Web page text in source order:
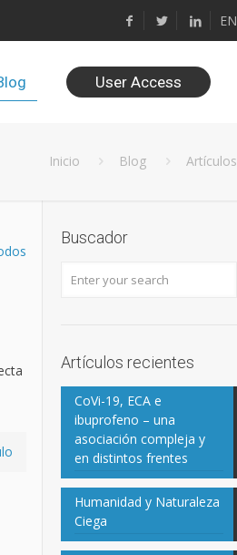
EN
User Access
Inicio Blog Artículos
Buscador
Artículos recientes
CoVi-19, ECA e
ibuprofeno – una
asociación compleja y
en distintos frentes
Humanidad y Naturaleza
Ciega